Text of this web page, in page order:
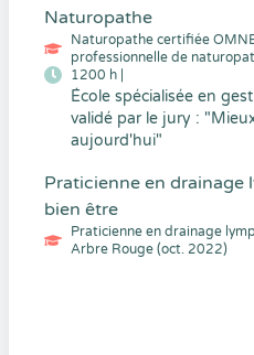
Naturopathe
Naturopathe certifiée
professionnelle de
1200 h |
École spécialisée en
validé par le jury :
aujourd'hui"
Praticienne en drainage
bien être
Praticienne en drainage
Arbre Rouge (oct. 2022)